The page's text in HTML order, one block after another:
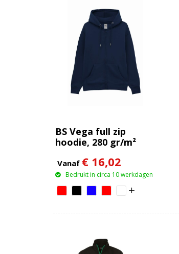
BS Vega full zip
hoodie, 280 gr/m²
Vanaf € 16,02
Bedrukt in circa 10 werkdagen